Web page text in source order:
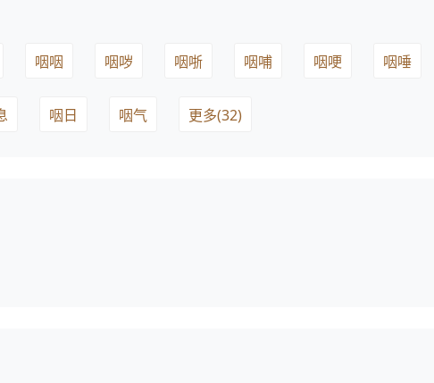
咽咽 咽哕 咽哳 咽哺 咽哽 咽唾
咽日 咽气 更多(32)